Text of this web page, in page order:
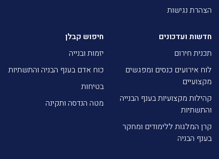
הצהרת נגישות
חדשות ועדכונים
תכנית חירום
לוח אירועים כנסים ומפגשים
מקצועיים
קהילות מקצועיות בענף הבנייה
והתשתיות
קרן המלגות ללימודים ומחקר
בענף הבניה
חיפוש קבלן
יזמות ובנייה
כוח אדם בענף הבניה והתשתיות
בטיחות
מטה הנדסה ותקינה